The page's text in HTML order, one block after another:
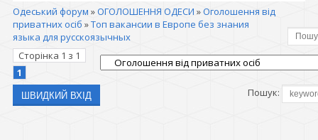
Одеський форум »ОГОЛОШЕННЯ ОДЕСИ »Оголошення від
приватних осіб »Топ вакансии в Европе без знания
языка для русскоязычных
Сторінка 1 з 1
1
Пошук: